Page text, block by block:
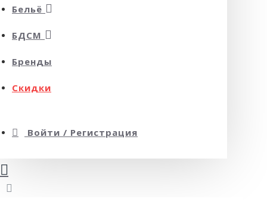
Бельё
БДСМ
Бренды
Скидки
Войти / Регистрация